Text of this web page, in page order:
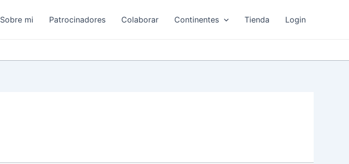
Sobre mi Patrocinadores Colaborar Continentes Tienda Login